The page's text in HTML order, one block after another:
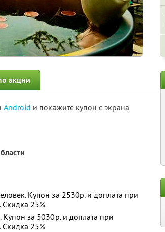
акции
Android и покажите купон с экрана
Купон за 2530р. и доплата при
25%
за 5030р. и доплата при
25%